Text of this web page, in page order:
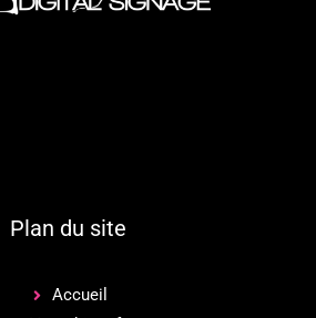
Plan du site
Accueil